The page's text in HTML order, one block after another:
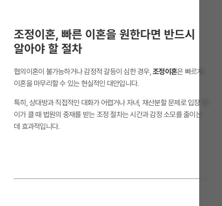
조정이혼, 빠른 이혼을 원한다면 반드시
알아야 할 절차
협의이혼이 불가능하거나 감정적 갈등이 심한 경우,조정이혼은 빠르게
이혼을 마무리할 수 있는 현실적인 대안입니다.
특히, 상대방과 직접적인 대화가 어렵거나 자녀, 재산분할 문제로 입장 차
이가 클 때 법원의 중재를 받는 조정 절차는 시간과 감정 소모를 줄이는
데 효과적입니다.